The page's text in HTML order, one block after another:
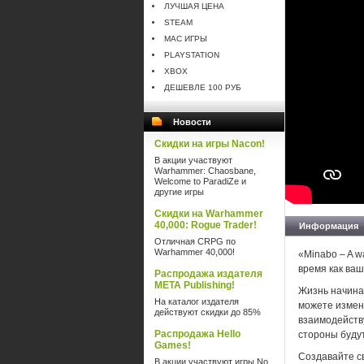
ЛУЧШАЯ ЦЕНА
STEAM
MAC ИГРЫ
PLAYSTATION
XBOX
ДЕШЕВЛЕ 100 РУБ
Новости
Скидки на игры Nacon!
В акции участвуют
Warhammer: Chaosbane,
Welcome to ParadiZe и
другие игры
Скидки на Warhammer
40,000: Rogue Trader!
Отличная CRPG по
Warhammer 40,000!
Распродажа издателя
META Publishing!
На каталог издателя
действуют скидки до 85%
Распродажа Hello
Games!
В акции участвуют игры No
Информация
«Minabo – A
время как
Жизнь
можете
стороны
Создавайте